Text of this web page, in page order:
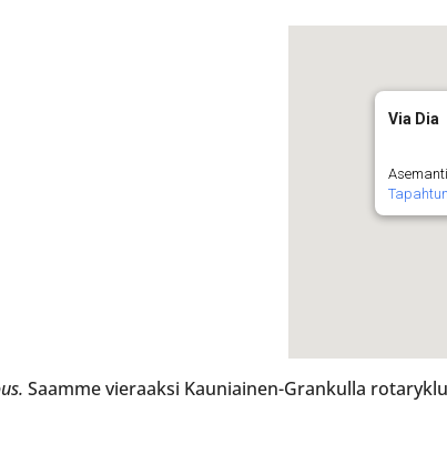
Via Dia
Saamme vieraaksi Kauniainen-Grankulla